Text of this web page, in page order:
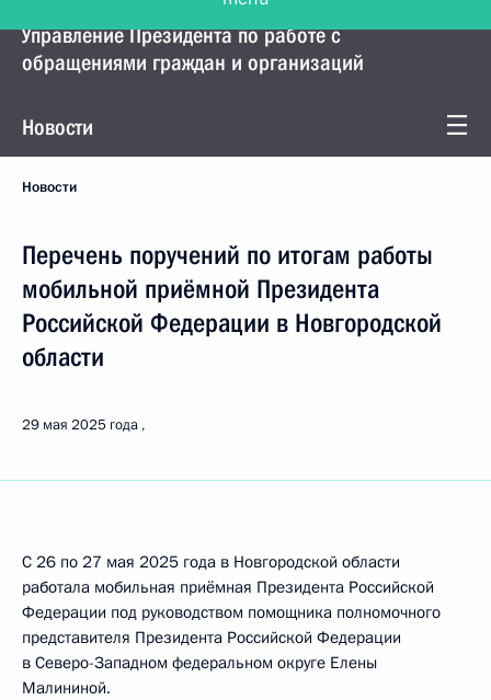
Управление Президента по работе с
обращениями граждан и организаций
Новости
Новости
Перечень поручений по итогам работы
мобильной приёмной Президента
Российской Федерации в Новгородской
области
29 мая 2025 года
С 26 по 27 мая 2025 года в Новгородской области
работала мобильная приёмная Президента Российской
Федерации под руководством помощника полномочного
представителя Президента Российской Федерации
в Северо-Западном федеральном округе Елены
Малининой.